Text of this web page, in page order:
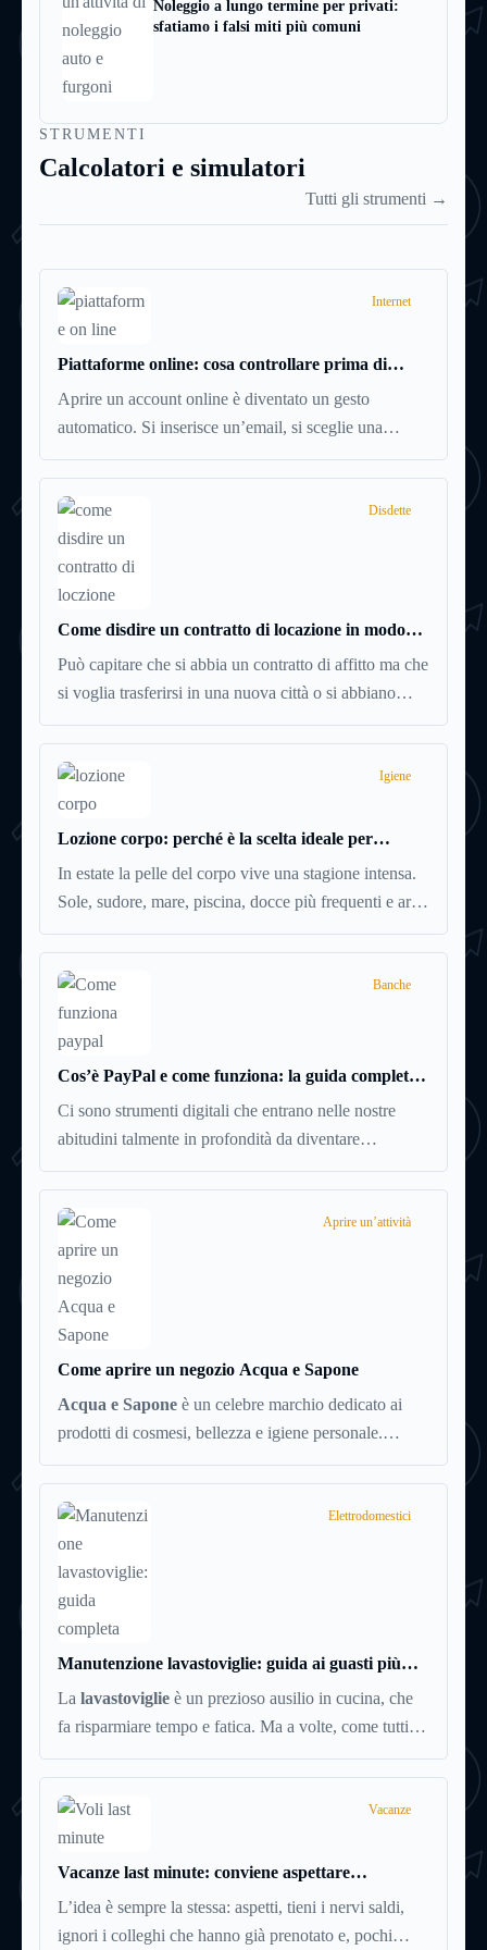
Noleggio a lungo termine per privati:
sfatiamo i falsi miti più comuni
STRUMENTI
Calcolatori e simulatori
Tutti gli strumenti →
Internet
Piattaforme online: cosa controllare prima di
iscriversi e usare servizi in tempo reale
Aprire un account online è diventato un gesto
automatico. Si inserisce un’email, si sceglie una
password, si accetta una serie di condizioni senza
leggerle davvero. Tutto avviene in pochi minuti,
spesso senza che ci si fermi a capire dove si sta
entrando.
Disdette
Come disdire un contratto di locazione in modo
corretto ed efficace
Può capitare che si abbia un contratto di affitto ma che
si voglia trasferirsi in una nuova città o si abbiano
problemi a pagare il canone, per cui si comincia a
cercare un’altra abitazione: è legittimo chiedersi se è
possibiledisdire il contratto di locazione
prima che
scada. In questa guida capiremo come inviare la
disdetta per un contratto di affitto.
Igiene
Lozione corpo: perché è la scelta ideale per
In estate la pelle del corpo vive una stagione intensa.
Sole, sudore, mare, piscina, docce più frequenti e aria
condizionata possono renderla meno morbida, più
disidratata o semplicemente meno confortevole.
Eppure, proprio nei mesi caldi, molte persone
smettono di applicare prodotti idratanti perché temono
texture pesanti, appiccicose o difficili da assorbire.
Banche
Cos’è PayPal e come funziona: la guida completa
Ci sono strumenti digitali che entrano nelle nostre
abitudini talmente in profondità da diventare
riferimenti assoluti. PayPal è uno di questi. Lo usi per
comprare su Amazon, per pagare un corso online, per
mandare venti euro a un amico. Ma se ti chiedi
esattamente cosa succede dietro quella schermata (e
soprattutto quanto ti costa davvero) probabilmente
non hai una risposta precisa su come funziona PayPal.
Aprire un’attività
Come aprire un negozio Acqua e Sapone
Acqua e Sapone è un celebre marchio dedicato ai
prodotti di cosmesi, bellezza e igiene personale.
L’azienda è presente dal 1992 e con circa 700 punti
vendita sparsi per tutta Italia è un marchio di successo,
affermato e simbolo di convenienza.
Elettrodomestici
Manutenzione lavastoviglie: guida ai guasti più
comuni (e soluzioni)
La lavastoviglie è un prezioso ausilio in cucina, che
fa risparmiare tempo e fatica. Ma a volte, come tutti
gli elettrodomestici, può accusare malfunzionamenti o
avere problemi tecnici. Ecco una breve guida ai
principali guasti e inconvenienti, con tutti i consigli
utili per cercare di risolverli da soli, senza chiamare il
tecnico e risparmiando quindi soldi.
Vacanze
Vacanze last minute: conviene aspettare
l’occasione oppure no?
L’idea è sempre la stessa: aspetti, tieni i nervi saldi,
ignori i colleghi che hanno già prenotato e, pochi